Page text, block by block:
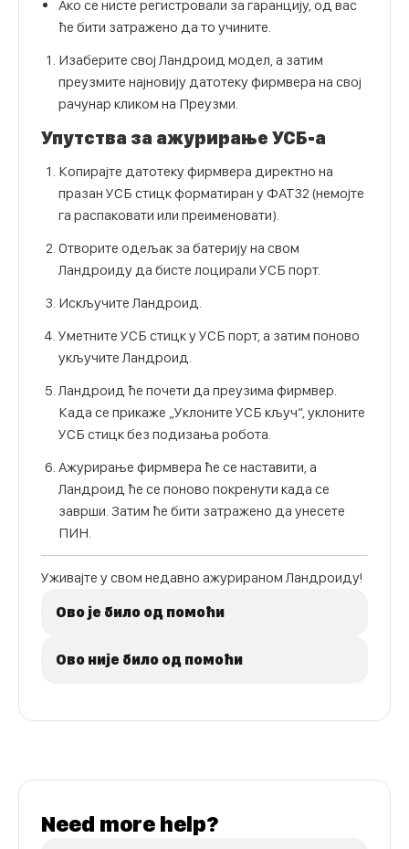
Ако се нисте регистровали за гаранцију, од вас
ће бити затражено да то учините.
Изаберите свој Ландроид модел, а затим
преузмите најновију датотеку фирмвера на свој
рачунар кликом на Преузми.
Упутства за ажурирање УСБ-а
Копирајте датотеку фирмвера директно на
празан УСБ стицк форматиран у ФАТ32 (немојте
га распаковати или преименовати).
Отворите одељак за батерију на свом
Ландроиду да бисте лоцирали УСБ порт.
Искључите Ландроид.
Уметните УСБ стицк у УСБ порт, а затим поново
укључите Ландроид.
Ландроид ће почети да преузима фирмвер.
Када се прикаже „Уклоните УСБ кључ“, уклоните
УСБ стицк без подизања робота.
Ажурирање фирмвера ће се наставити, а
Ландроид ће се поново покренути када се
заврши. Затим ће бити затражено да унесете
ПИН.
Уживајте у свом недавно ажурираном Ландроиду!
Ово је било од помоћи
Ово није било од помоћи
Need more help?